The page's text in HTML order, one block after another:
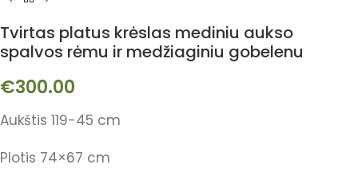
Tvirtas platus krėslas mediniu aukso
spalvos rėmu ir medžiaginiu gobelenu
€300.00
Aukštis 119-45 cm
Plotis 74×67 cm